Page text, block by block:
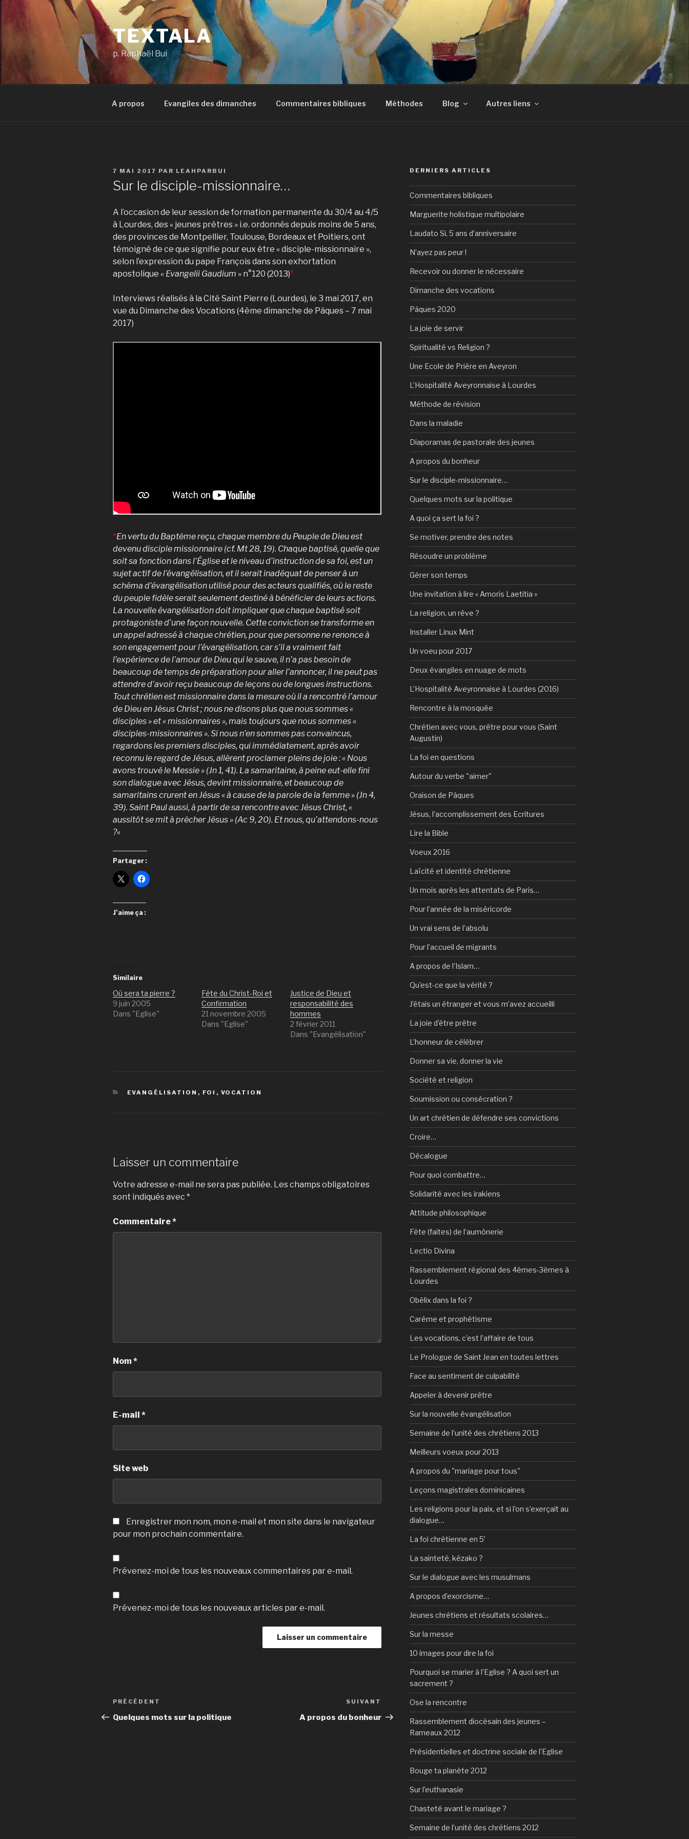
contenu
TEXTALA
p. Raphaël Bui
A propos Evangiles des dimanches Commentaires bibliques Méthodes Blog Autres liens
PUBLIÉ
7 MAI 2017 PAR LEAHPARBUI
Sur le disciple-missionnaire…
A l’occasion de leur session de formation permanente du 30/4 au 4/5
à Lourdes, des « jeunes prêtres » i.e. ordonnés depuis moins de 5 ans,
des provinces de Montpellier, Toulouse, Bordeaux et Poitiers, ont
témoigné de ce que signifie pour eux être « disciple-missionnaire »,
selon l’expression du pape François dans son exhortation
apostolique « Evangelii Gaudium » n°120 (2013)*
Interviews réalisés à la Cité Saint Pierre (Lourdes), le 3 mai 2017, en
vue du Dimanche des Vocations (4ème dimanche de Pâques – 7 mai
2017)
*En vertu du Baptême reçu, chaque membre du Peuple de Dieu est
devenu disciple missionnaire (cf. Mt 28, 19). Chaque baptisé, quelle que
soit sa fonction dans l’Église et le niveau d’instruction de sa foi, est un
sujet actif de l’évangélisation, et il serait inadéquat de penser à un
schéma d’évangélisation utilisé pour des acteurs qualifiés, où le reste
du peuple fidèle serait seulement destiné à bénéficier de leurs actions.
La nouvelle évangélisation doit impliquer que chaque baptisé soit
protagoniste d’une façon nouvelle. Cette conviction se transforme en
un appel adressé à chaque chrétien, pour que personne ne renonce à
son engagement pour l’évangélisation, car s’il a vraiment fait
l’expérience de l’amour de Dieu qui le sauve, il n’a pas besoin de
beaucoup de temps de préparation pour aller l’annoncer, il ne peut pas
attendre d’avoir reçu beaucoup de leçons ou de longues instructions.
Tout chrétien est missionnaire dans la mesure où il a rencontré l’amour
de Dieu en Jésus Christ ; nous ne disons plus que nous sommes «
disciples » et « missionnaires », mais toujours que nous sommes «
disciples-missionnaires ». Si nous n’en sommes pas convaincus,
regardons les premiers disciples, qui immédiatement, après avoir
reconnu le regard de Jésus, allèrent proclamer pleins de joie : « Nous
avons trouvé le Messie » (Jn 1, 41). La samaritaine, à peine eut-elle fini
son dialogue avec Jésus, devint missionnaire, et beaucoup de
samaritains crurent en Jésus « à cause de la parole de la femme » (Jn 4,
39). Saint Paul aussi, à partir de sa rencontre avec Jésus Christ, «
aussitôt se mit à prêcher Jésus » (Ac 9, 20). Et nous, qu’attendons-nous
?«
Partager :
J’aime ça :
Similaire
Où sera ta pierre ?
9 juin 2005
Dans "Eglise"
Fête du Christ-Roi et
Confirmation
21 novembre 2005
Dans "Eglise"
Justice de Dieu et
responsabilité des
hommes
2 février 2011
Dans "Evangélisation"
CATÉGORIES
EVANGÉLISATION , FOI , VOCATION
Laisser un commentaire
Votre adresse e-mail ne sera pas publiée. Les champs obligatoires
sont indiqués avec *
Commentaire*
Nom*
E-mail *
Site web
Enregistrer mon nom, mon e-mail et mon site dans le navigateur
pour mon prochain commentaire.
Prévenez-moi de tous les nouveaux commentaires par e-mail.
Prévenez-moi de tous les nouveaux articles par e-mail.
Navigation
de
Article
précédent
PRÉCÉDENT
Quelques mots sur la politique
Article
suivant
SUIVANT
A propos du bonheur
DERNIERS ARTICLES
Commentaires bibliques
Marguerite holistique multipolaire
Laudato Si, 5 ans d’anniversaire
N’ayez pas peur !
Recevoir ou donner le nécessaire
Dimanche des vocations
Pâques 2020
La joie de servir
Spiritualité vs Religion ?
Une Ecole de Prière en Aveyron
L’Hospitalité Aveyronnaise à Lourdes
Méthode de révision
Dans la maladie
Diaporamas de pastorale des jeunes
A propos du bonheur
Sur le disciple-missionnaire…
Quelques mots sur la politique
A quoi ça sert la foi ?
Se motiver, prendre des notes
Résoudre un problème
Gérer son temps
Une invitation à lire « Amoris Laetitia »
La religion, un rêve ?
Installer Linux Mint
Un voeu pour 2017
Deux évangiles en nuage de mots
L’Hospitalité Aveyronnaise à Lourdes (2016)
Rencontre à la mosquée
Chrétien avec vous, prêtre pour vous (Saint
Augustin)
La foi en questions
Autour du verbe "aimer"
Oraison de Pâques
Jésus, l’accomplissement des Ecritures
Lire la Bible
Voeux 2016
Laïcité et identité chrétienne
Un mois après les attentats de Paris…
Pour l’année de la miséricorde
Un vrai sens de l’absolu
Pour l’accueil de migrants
A propos de l’Islam…
Qu’est-ce que la vérité ?
J’étais un étranger et vous m’avez accueilli
La joie d’être prêtre
L’honneur de célébrer
Donner sa vie, donner la vie
Société et religion
Soumission ou consécration ?
Un art chrétien de défendre ses convictions
Croire…
Décalogue
Pour quoi combattre…
Solidarité avec les irakiens
Attitude philosophique
Fête (faites) de l’aumônerie
Lectio Divina
Rassemblement régional des 4èmes-3èmes à
Lourdes
Obélix dans la foi ?
Carême et prophétisme
Les vocations, c’est l’affaire de tous
Le Prologue de Saint Jean en toutes lettres
Face au sentiment de culpabilité
Appeler à devenir prêtre
Sur la nouvelle évangélisation
Semaine de l’unité des chrétiens 2013
Meilleurs voeux pour 2013
A propos du "mariage pour tous"
Leçons magistrales dominicaines
Les religions pour la paix, et si l’on s’exerçait au
dialogue…
La foi chrétienne en 5′
La sainteté, kézako ?
Sur le dialogue avec les musulmans
A propos d’exorcisme…
Jeunes chrétiens et résultats scolaires…
Sur la messe
10 images pour dire la foi
Pourquoi se marier à l’Eglise ? A quoi sert un
sacrement ?
Ose la rencontre
Rassemblement diocésain des jeunes –
Rameaux 2012
Présidentielles et doctrine sociale de l’Eglise
Bouge ta planète 2012
Sur l’euthanasie
Chasteté avant le mariage ?
Semaine de l’unité des chrétiens 2012